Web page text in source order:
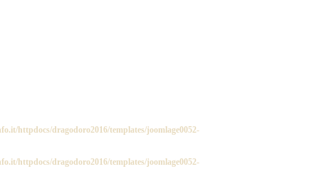
httpdocs/dragodoro2016/templates/joomlage0052-
httpdocs/dragodoro2016/templates/joomlage0052-